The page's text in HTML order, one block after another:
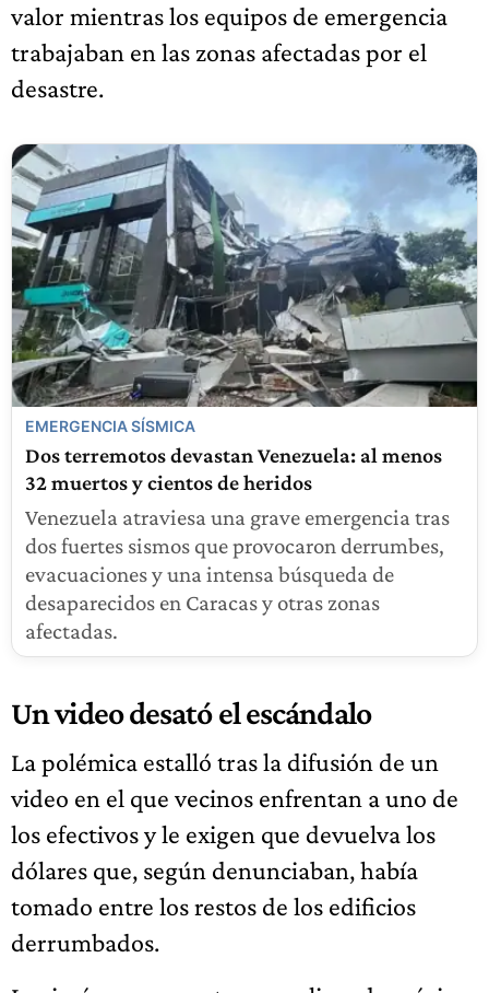
valor mientras los equipos de emergencia
trabajaban en las zonas afectadas por el
desastre.
EMERGENCIA SÍSMICA
Dos terremotos devastan Venezuela: al menos
32 muertos y cientos de heridos
Venezuela atraviesa una grave emergencia tras
dos fuertes sismos que provocaron derrumbes,
evacuaciones y una intensa búsqueda de
desaparecidos en Caracas y otras zonas
afectadas.
Un video desató el escándalo
La polémica estalló tras la difusión de un
video en el que vecinos enfrentan a uno de
los efectivos y le exigen que devuelva los
dólares que, según denunciaban, había
tomado entre los restos de los edificios
derrumbados.